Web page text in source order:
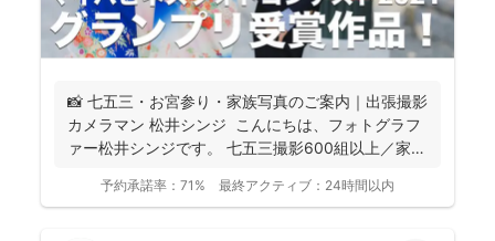
📸 七五三・お宮参り・家族写真のご案内｜出張撮影
カメラマン 松井シンジ こんにちは、フォトグラフ
ァー松井シンジです。 七五三撮影600組以上／家
予約承諾率： 71% 最終アクティブ： 24時間以内